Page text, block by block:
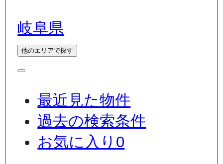
岐阜県
他のエリアで探す
最近見た物件
過去の検索条件
お気に入り 0